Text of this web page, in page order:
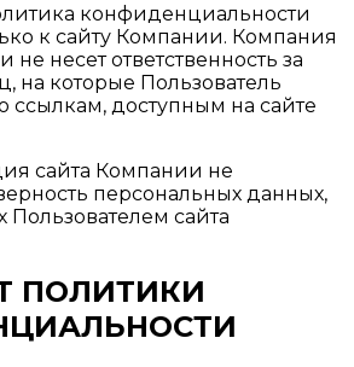
конфиденциальности
к сайту Компании. Компания
не несет ответственность за
на которые Пользователь
ссылкам, доступным на сайте
сайта Компании не
персональных данных,
Пользователем сайта
ПОЛИТИКИ